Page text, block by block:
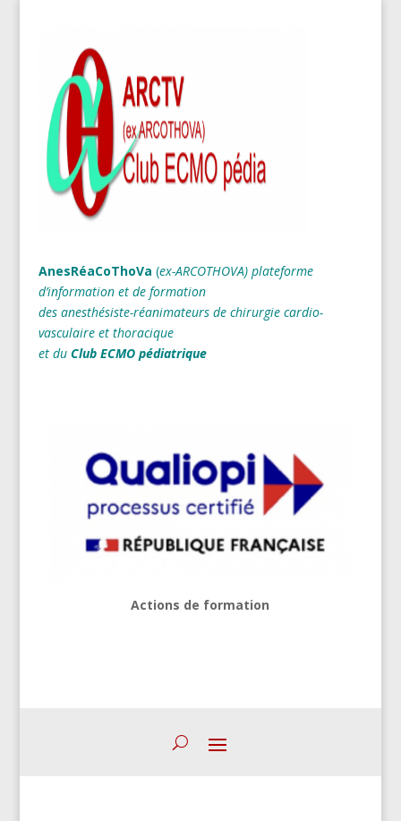
AnesRéaCoThoVa (ex-ARCOTHOVA) plateforme
d’information et de formation
des anesthésiste-réanimateurs de chirurgie cardio-
vasculaire et thoracique
et du Club ECMO pédiatrique
Actions de formation